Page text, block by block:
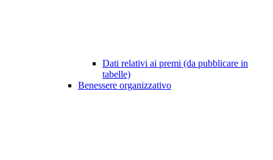
Dati relativi ai premi (da pubblicare in
tabelle)
Benessere organizzativo